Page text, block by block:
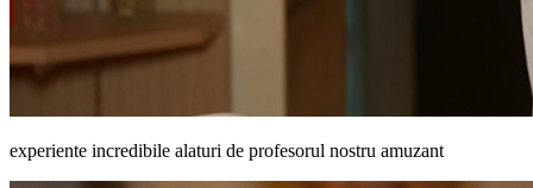
experiente incredibile alaturi de profesorul nostru amuzant